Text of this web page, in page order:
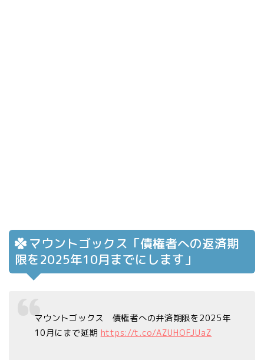
マウントゴックス「債権者への返済期
限を2025年10月までにします」
マウントゴックス 債権者への弁済期限を2025年
10月にまで延期 https://t.co/AZUHOFJUaZ